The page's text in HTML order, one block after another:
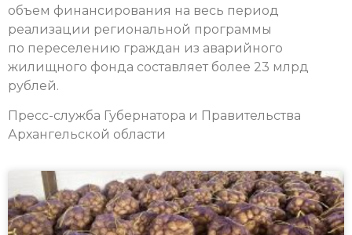
объем финансирования на весь период
реализации региональной программы
по переселению граждан из аварийного
жилищного фонда составляет более 23 млрд
рублей.
Пресс-служба Губернатора и Правительства
Архангельской области